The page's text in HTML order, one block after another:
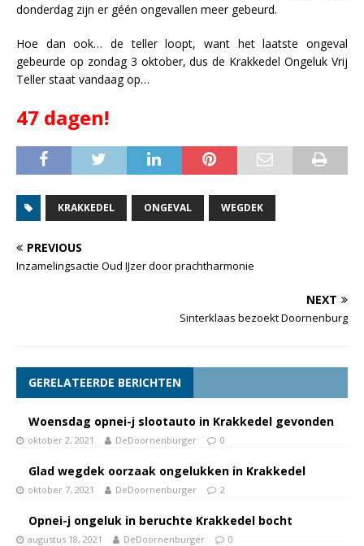
donderdag zijn er géén ongevallen meer gebeurd.
Hoe dan ook… de teller loopt, want het laatste ongeval
gebeurde op zondag 3 oktober, dus de Krakkedel Ongeluk Vrij
Teller staat vandaag op…
47 dagen!
KRAKKEDEL ONGEVAL WEGDEK
PREVIOUS
Inzamelingsactie Oud IJzer door prachtharmonie
NEXT
Sinterklaas bezoekt Doornenburg
GERELATEERDE BERICHTEN
Woensdag opnei-j slootauto in Krakkedel gevonden
oktober 2, 2021 DeDoornenburger 0
Glad wegdek oorzaak ongelukken in Krakkedel
oktober 7, 2021 DeDoornenburger 2
Opnei-j ongeluk in beruchte Krakkedel bocht
augustus 18, 2021 DeDoornenburger 0